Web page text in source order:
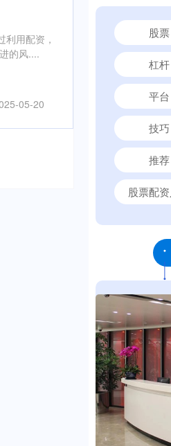
用配资，
的风....
05-20
股票
杠杆
平台
技巧
推荐
股票配